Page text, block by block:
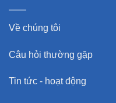
Về chúng tôi
Câu hỏi thường gặp
Tin tức - hoạt động